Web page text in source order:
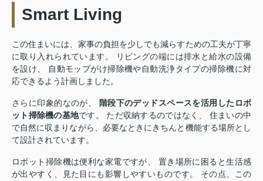
Smart Living
この住まいには、家事の負担を少しでも減らすための工夫が丁寧
に取り入れられています。 リビングの端には排水と給水の設備
を設け、 自動モップがけ掃除機や自動洗浄タイプの掃除機に対
応できるよう計画しました。
さらに印象的なのが、
階段下のデッドスペースを活用したロボ
ット掃除機の基地です。 ただ収納するのではなく、 住まいの中
で自然に収まりながら、必要なときにきちんと機能する場所とし
て設計されています。
ロボット掃除機は便利な家電ですが、 置き場所に困ると生活感
が出やすく、見た目にも影響しやすいものです。 その点、この